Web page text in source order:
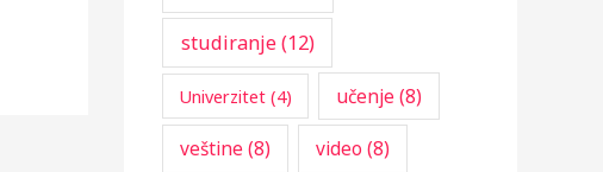
studiranje(12)
Univerzitet(4) učenje(8)
veštine(8) video (8)